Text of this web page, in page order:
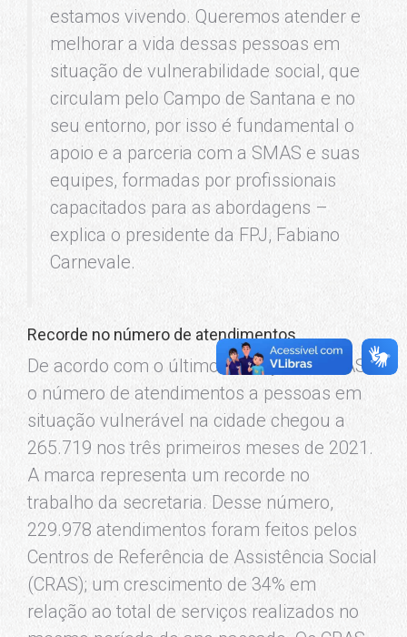
estamos vivendo. Queremos atender e
melhorar a vida dessas pessoas em
situação de vulnerabilidade social, que
circulam pelo Campo de Santana e no
seu entorno, por isso é fundamental o
apoio e a parceria com a SMAS e suas
equipes, formadas por profissionais
capacitados para as abordagens –
explica o presidente da FPJ, Fabiano
Carnevale.
Recorde no número de atendimentos
De acordo com o último balanço da SMAS,
o número de atendimentos a pessoas em
situação vulnerável na cidade chegou a
265.719 nos três primeiros meses de 2021.
A marca representa um recorde no
trabalho da secretaria. Desse número,
229.978 atendimentos foram feitos pelos
Centros de Referência de Assistência Social
(CRAS); um crescimento de 34% em
relação ao total de serviços realizados no